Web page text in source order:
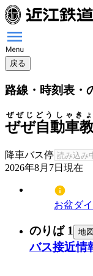
戻る
路線・時刻表・
ぜぜ自動車
ぜぜじどうしゃき
降車バス停
2026年8月7日 現在
お盆ダ
のりば 1 地図
バス接近情